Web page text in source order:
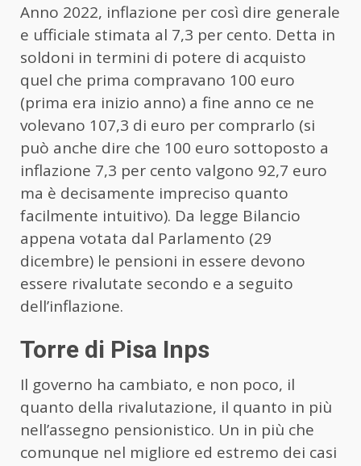
Anno 2022, inflazione per così dire generale
e ufficiale stimata al 7,3 per cento. Detta in
soldoni in termini di potere di acquisto
quel che prima compravano 100 euro
(prima era inizio anno) a fine anno ce ne
volevano 107,3 di euro per comprarlo (si
può anche dire che 100 euro sottoposto a
inflazione 7,3 per cento valgono 92,7 euro
ma è decisamente impreciso quanto
facilmente intuitivo). Da legge Bilancio
appena votata dal Parlamento (29
dicembre) le pensioni in essere devono
essere rivalutate secondo e a seguito
dell’inflazione.
Torre di Pisa Inps
Il governo ha cambiato, e non poco, il
quanto della rivalutazione, il quanto in più
nell’assegno pensionistico. Un in più che
comunque nel migliore ed estremo dei casi